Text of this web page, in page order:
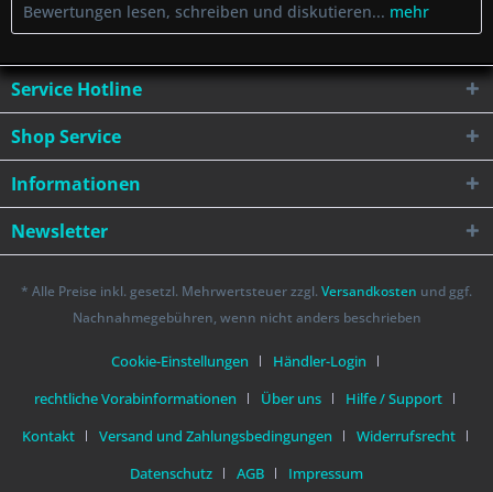
Bewertungen lesen, schreiben und diskutieren... mehr
Service Hotline
Shop Service
Informationen
Newsletter
* Alle Preise inkl. gesetzl. Mehrwertsteuer zzgl. Versandkosten und ggf.
Nachnahmegebühren, wenn nicht anders beschrieben
Cookie-Einstellungen
Händler-Login
rechtliche Vorabinformationen
Über uns
Hilfe / Support
Kontakt
Versand und Zahlungsbedingungen
Widerrufsrecht
Datenschutz
AGB Impressum